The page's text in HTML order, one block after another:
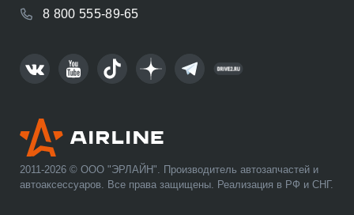
2011-2026 © ООО "ЭРЛАЙН". Производитель автозапчастей и
автоаксессуаров. Все права защищены. Реализация в РФ и СНГ.
8 800 555-89-65